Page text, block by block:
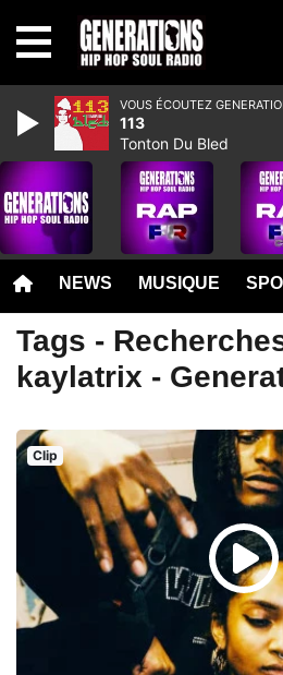
NEWS MUSIQUE
Tags -
kaylatrix -
Clip
VOUS ÉCOUTEZ
113
Tonton Du Bled